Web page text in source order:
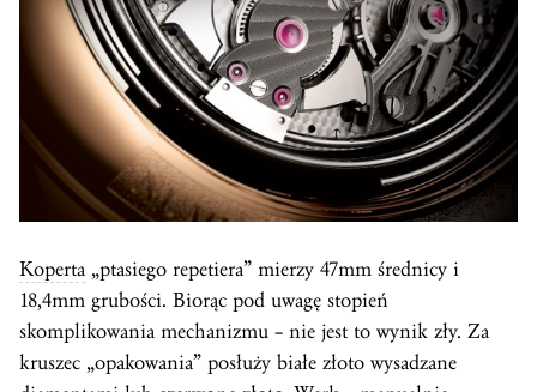
Koperta „ptasiego repetiera” mierzy 47mm średnicy i
18,4mm grubości. Biorąc pod uwagę stopień
skomplikowania mechanizmu – nie jest to wynik zły. Za
kruszec „opakowania” posłuży białe złoto wysadzane